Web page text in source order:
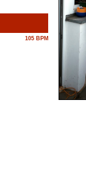
105 BPM